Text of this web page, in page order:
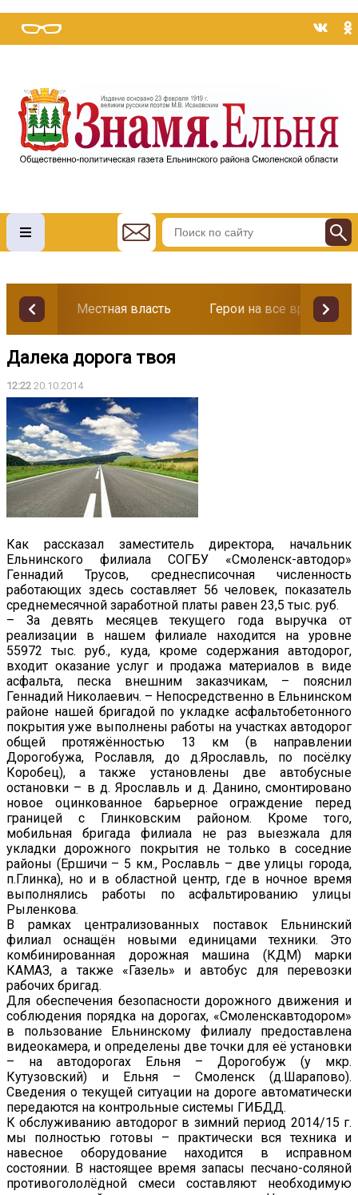
Местная власть Герои на все времена
Далека дорога твоя
12:22 20.10.2014
Как рассказал заместитель директора, начальник
Ельнинского филиала СОГБУ «Смоленск-автодор»
Геннадий Трусов, среднесписочная численность
работающих здесь составляет 56 человек, показатель
среднемесячной заработной платы равен 23,5 тыс. руб.
– За девять месяцев текущего года выручка от
реализации в нашем филиале находится на уровне
55972 тыс. руб., куда, кроме содержания автодорог,
входит оказание услуг и продажа материалов в виде
асфальта, песка внешним заказчикам, – пояснил
Геннадий Николаевич. – Непосредственно в Ельнинском
районе нашей бригадой по укладке асфальтобетонного
покрытия уже выполнены работы на участках автодорог
общей протяжённостью 13 км (в направлении
Дорогобужа, Рославля, до д.Ярославль, по посёлку
Коробец), а также установлены две автобусные
остановки – в д. Ярославль и д. Данино, смонтировано
новое оцинкованное барьерное ограждение перед
границей с Глинковским районом. Кроме того,
мобильная бригада филиала не раз выезжала для
укладки дорожного покрытия не только в соседние
районы (Ершичи – 5 км., Рославль – две улицы города,
п.Глинка), но и в областной центр, где в ночное время
выполнялись работы по асфальтированию улицы
Рыленкова.
В рамках централизованных поставок Ельнинский
филиал оснащён новыми единицами техники. Это
комбинированная дорожная машина (КДМ) марки
КАМАЗ, а также «Газель» и автобус для перевозки
рабочих бригад.
Для обеспечения безопасности дорожного движения и
соблюдения порядка на дорогах, «Смоленскавтодором»
в пользование Ельнинскому филиалу предоставлена
видеокамера, и определены две точки для её установки
– на автодорогах Ельня – Дорогобуж (у мкр.
Кутузовский) и Ельня – Смоленск (д.Шарапово).
Сведения о текущей ситуации на дороге автоматически
передаются на контрольные системы ГИБДД.
К обслуживанию автодорог в зимний период 2014/15 г.
мы полностью готовы – практически вся техника и
навесное оборудование находится в исправном
состоянии. В настоящее время запасы песчано-соляной
противогололёдной смеси составляют необходимую